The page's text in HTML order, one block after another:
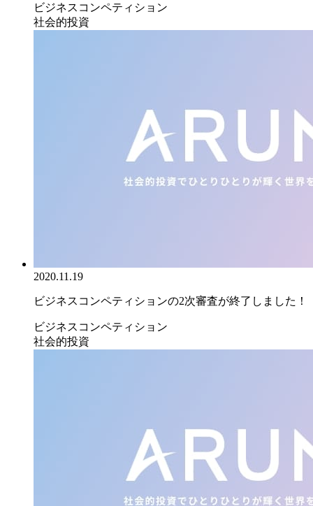
ビジネスコンペティション
社会的投資
2020.11.19
ビジネスコンペティションの2次審査が終了しました！
ビジネスコンペティション
社会的投資